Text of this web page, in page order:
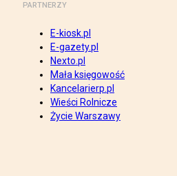
PARTNERZY
E-kiosk.pl
E-gazety.pl
Nexto.pl
Mała księgowość
Kancelarierp.pl
Wieści Rolnicze
Życie Warszawy